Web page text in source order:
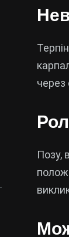
через
Позу,